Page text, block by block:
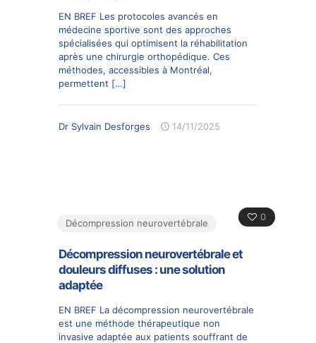
EN BREF Les protocoles avancés en
médecine sportive sont des approches
spécialisées qui optimisent la réhabilitation
après une chirurgie orthopédique. Ces
méthodes, accessibles à Montréal,
permettent […]
Dr Sylvain Desforges 14/11/2025
0
Décompression neurovertébrale
Décompression neurovertébrale et
douleurs diffuses : une solution
adaptée
EN BREF La décompression neurovertébrale
est une méthode thérapeutique non
invasive adaptée aux patients souffrant de